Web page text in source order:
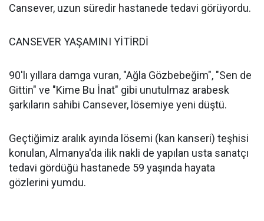
Cansever, uzun süredir hastanede tedavi görüyordu.
CANSEVER YAŞAMINI YİTİRDİ
90'lı yıllara damga vuran, "Ağla Gözbebeğim", "Sen de
Gittin" ve "Kime Bu İnat" gibi unutulmaz arabesk
şarkıların sahibi Cansever, lösemiye yeni düştü.
Geçtiğimiz aralık ayında lösemi (kan kanseri) teşhisi
konulan, Almanya'da ilik nakli de yapılan usta sanatçı
tedavi gördüğü hastanede 59 yaşında hayata
gözlerini yumdu.